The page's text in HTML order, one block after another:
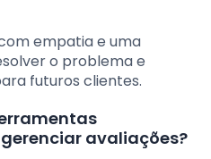
empatia e uma
o problema e
futuros clientes.
avaliações?